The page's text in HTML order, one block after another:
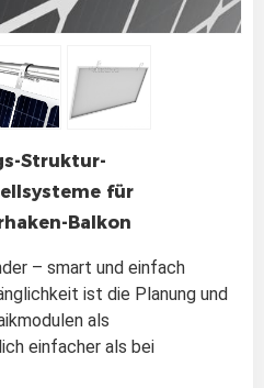
Struktur-
für
Balkon
– smart und einfach
ist die Planung und
als
einfacher als bei